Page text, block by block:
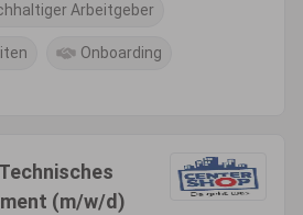
Arbeitgeber
Onboarding
(m/w/d)